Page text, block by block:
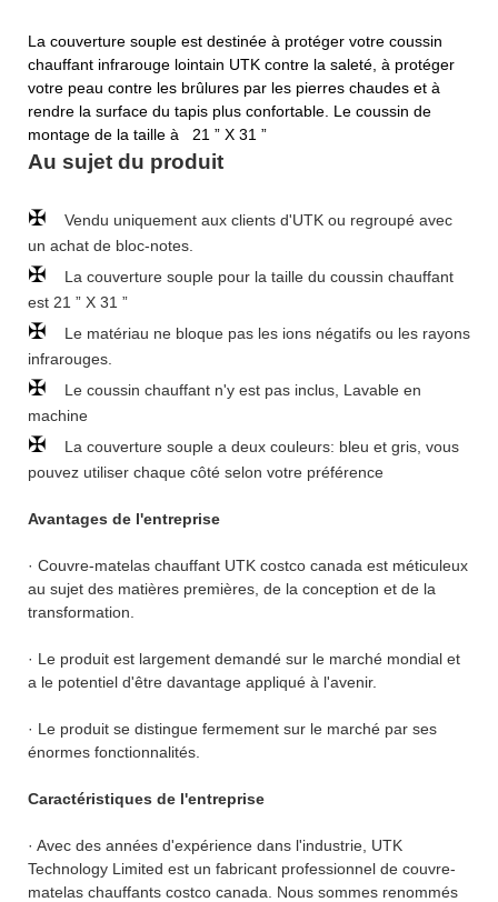
La couverture souple est destinée à protéger votre coussin
chauffant infrarouge lointain UTK contre la saleté, à protéger
votre peau contre les brûlures par les pierres chaudes et à
rendre la surface du tapis plus confortable. Le coussin de
montage de la taille à
21 ” X 31 ”
Au sujet du produit
✠
Vendu uniquement aux clients d'UTK ou regroupé avec
un achat de bloc-notes.
✠
La couverture souple pour la taille du coussin chauffant
est 21 ” X 31 ”
✠
Le matériau ne bloque pas les ions négatifs ou les rayons
infrarouges.
✠
Le coussin chauffant n'y est pas inclus, Lavable en
machine
✠
La couverture souple a deux couleurs: bleu et gris, vous
pouvez utiliser chaque côté selon votre préférence
Avantages de l'entreprise
· Couvre-matelas chauffant UTK costco canada est méticuleux
au sujet des matières premières, de la conception et de la
transformation.
· Le produit est largement demandé sur le marché mondial et
a le potentiel d'être davantage appliqué à l'avenir.
· Le produit se distingue fermement sur le marché par ses
énormes fonctionnalités.
Caractéristiques de l'entreprise
· Avec des années d'expérience dans l'industrie, UTK
Technology Limited est un fabricant professionnel de couvre-
matelas chauffants costco canada. Nous sommes renommés